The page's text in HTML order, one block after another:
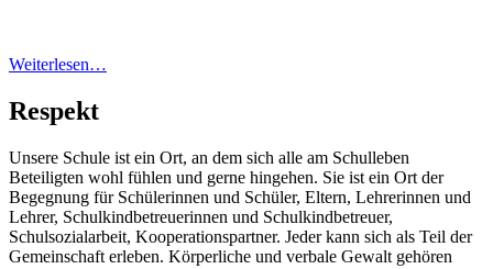
Weiterlesen…
Respekt
Unsere Schule ist ein Ort, an dem sich alle am Schulleben
Beteiligten wohl fühlen und gerne hingehen. Sie ist ein Ort der
Begegnung für Schülerinnen und Schüler, Eltern, Lehrerinnen und
Lehrer, Schulkindbetreuerinnen und Schulkindbetreuer,
Schulsozialarbeit, Kooperationspartner. Jeder kann sich als Teil der
Gemeinschaft erleben. Körperliche und verbale Gewalt gehören